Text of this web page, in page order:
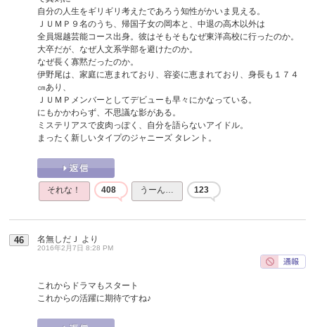
自分の人生をギリギリ考えたであろう知性がかいま見える。
ＪＵＭＰ９名のうち、帰国子女の岡本と、中退の高木以外は
全員堀越芸能コース出身。彼はそもそもなぜ東洋高校に行ったのか。
大卒だが、なぜ人文系学部を避けたのか。
なぜ長く寡黙だったのか。
伊野尾は、家庭に恵まれており、容姿に恵まれており、身長も１７４
㎝あり、
ＪＵＭＰメンバーとしてデビューも早々にかなっている。
にもかかわらず、不思議な影がある。
ミステリアスで皮肉っぽく、自分を語らないアイドル。
まったく新しいタイプのジャニーズ タレント。
それな！ 408 うーん… 123
46 名無しだＪ より
2016年2月7日 8:28 PM
これからドラマもスタート
これからの活躍に期待ですね♪